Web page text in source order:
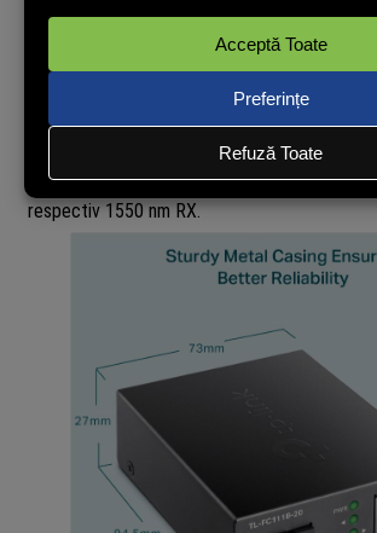
DESCRIERE
TL-FC111B-20 este un Media Convertor de
dispune de 2 porturi: 1 port RJ-45 si port de
Dispozitivul permite transmiterea datelor
retea, utilizand fibra optica, pe o distanta de
Acesta functioneaza la lungimea de unda de
respectiv 1550 nm RX.